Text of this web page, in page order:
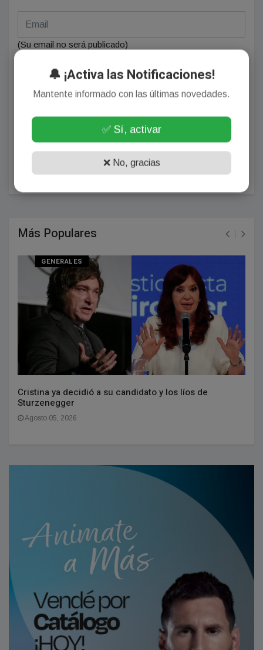
(Su email no será publicado)
POSTEAR COMENTARIO
Más Populares
GENERALES
Cristina ya decidió a su candidato y los líos de
Sturzenegger
Agosto 05, 2026
🔔 ¡Activa las Notificaciones!
Mantente informado con las últimas novedades.
✅ Sí, activar
❌ No, gracias